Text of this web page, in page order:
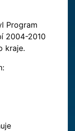
Program
2004-2010
kraje.